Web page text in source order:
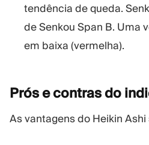
tendência de queda.
de Senkou Span B. Uma
em baixa (vermelha).
Prós e contras do
As vantagens do Heikin